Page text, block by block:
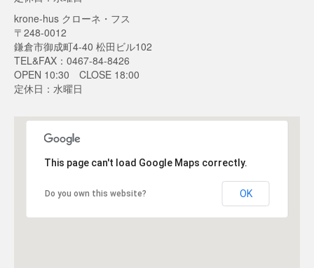
krone-hus クローネ・フス
〒248-0012
鎌倉市御成町4-40 松田ビル102
TEL&FAX：0467-84-8426
OPEN 10:30 CLOSE 18:00
定休日：水曜日
This page can't load Google Maps correctly.
Do you own this website? OK